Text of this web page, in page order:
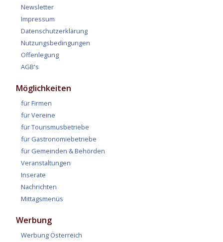
Newsletter
Impressum
Datenschutzerklärung
Nutzungsbedingungen
Offenlegung
AGB's
Möglichkeiten
für Firmen
für Vereine
für Tourismusbetriebe
für Gastronomiebetriebe
für Gemeinden & Behörden
Veranstaltungen
Inserate
Nachrichten
Mittagsmenüs
Werbung
Werbung Österreich